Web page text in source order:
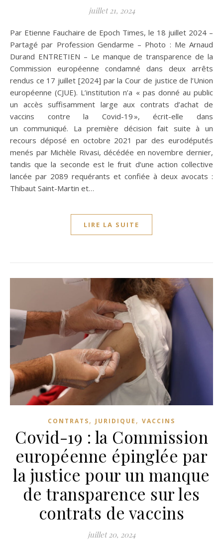
juillet 21, 2024
Par Etienne Fauchaire de Epoch Times, le 18 juillet 2024 –
Partagé par Profession Gendarme – Photo : Me Arnaud
Durand ENTRETIEN – Le manque de transparence de la
Commission européenne condamné dans deux arrêts
rendus ce 17 juillet [2024] par la Cour de justice de l’Union
européenne (CJUE). L’institution n’a « pas donné au public
un accès suffisamment large aux contrats d’achat de
vaccins contre la Covid-19 », écrit-elle dans
un communiqué. La première décision fait suite à un
recours déposé en octobre 2021 par des eurodéputés
menés par Michèle Rivasi, décédée en novembre dernier,
tandis que la seconde est le fruit d’une action collective
lancée par 2089 requérants et confiée à deux avocats :
Thibaut Saint-Martin et…
LIRE LA SUITE
CONTRATS, JURIDIQUE , VACCINS
Covid-19 : la Commission
européenne épinglée par
la justice pour un manque
de transparence sur les
contrats de vaccins
juillet 20, 2024